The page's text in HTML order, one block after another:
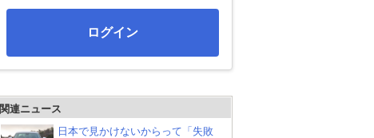
ログイン
関連ニュース
日本で見かけないからって「失敗